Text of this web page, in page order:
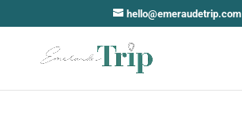
hello@emeraudetrip.com